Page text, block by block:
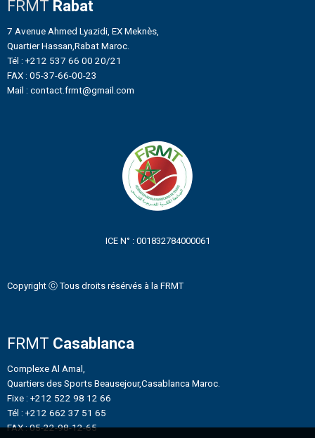
FRMT Rabat
7 Avenue Ahmed Lyazidi, EX Meknès,
Quartier Hassan,Rabat Maroc.
Tél : +212 537 66 00 20/21
FAX : 05-37-66-00-23
Mail : contact.frmt@gmail.com
ICE N° : 001832784000061
Copyright ⓒ Tous droits résérvés à la FRMT
FRMT Casablanca
Complexe Al Amal,
Quartiers des Sports Beausejour,Casablanca Maroc.
Fixe : +212 522 98 12 66
Tél : +212 662 37 51 65
FAX : 05-22-98-12-65